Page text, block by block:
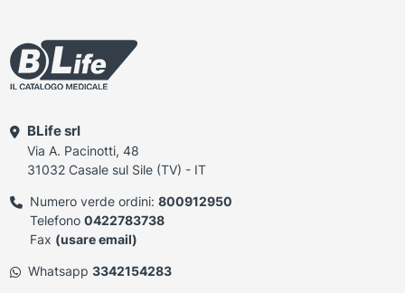
BLife srl
Via A. Pacinotti, 48
31032 Casale sul Sile (TV) - IT
Numero verde ordini: 800912950
Telefono 0422783738
Fax (usare email)
Whatsapp 3342154283